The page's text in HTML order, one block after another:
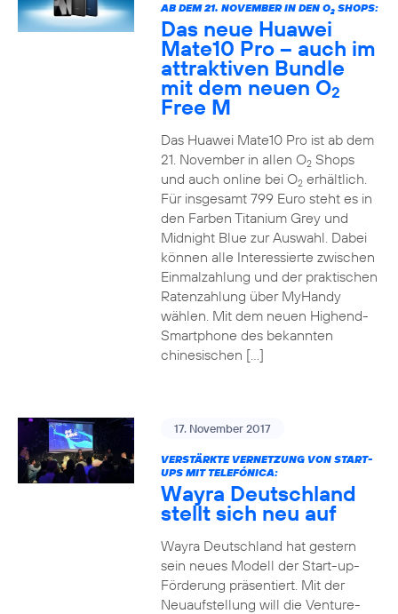
AB DEM 21. NOVEMBER IN DEN O2SHOPS:
Das neue Huawei
Mate10 Pro – auch im
attraktiven Bundle
mit dem neuen O2
Free M
Das Huawei Mate10 Pro ist ab dem
21. November in allen O2Shops
und auch online bei O2erhältlich.
Für insgesamt 799 Euro steht es in
den Farben Titanium Grey und
Midnight Blue zur Auswahl. Dabei
können alle Interessierte zwischen
Einmalzahlung und der praktischen
Ratenzahlung über MyHandy
wählen. Mit dem neuen Highend-
Smartphone des bekannten
chinesischen […]
17. November 2017
VERSTÄRKTE VERNETZUNG VON START-
UPS MIT TELEFÓNICA:
Wayra Deutschland
stellt sich neu auf
Wayra Deutschland hat gestern
sein neues Modell der Start-up-
Förderung präsentiert. Mit der
Neuaufstellung will die Venture-